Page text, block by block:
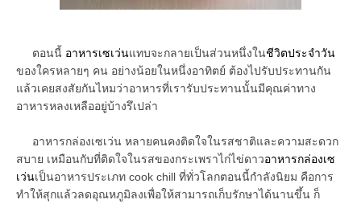
ตอนนี้ อาหารเซเว่นแทบจะกลายเป็นส่วนหนึ่งในชีวิตประจำวัน
ของใครหลายๆ คน อย่างน้อยในหนึ่งอาทิตย์ ต้องไปรับประทานกัน
แล้วเคยสงสัยกันไหมว่าอาหารที่เรารับประทานนั้นมีคุณค่าทาง
อาหารหลงเหลืออยู่บ้างรึเปล่า
อาหารกล่องเซเว่น หลายคนคงติดใจในรสชาติและความสะดวก
สบาย เหมือนกับที่ติดใจในรสของกระเพราไก่ไข่ดาวอาหารกล่องเซ
เว่นเป็นอาหารประเภท cook chill ที่ทั่วโลกตอนนี้กำลังนิยม คือการ
ทำให้สุกแล้วลดอุณหภูมิลงเพื่อให้สามารถเก็บรักษาได้นานขึ้น ก็